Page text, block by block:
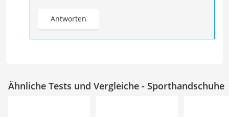
Antworten
Ähnliche Tests und Vergleiche - Sporthandschuhe